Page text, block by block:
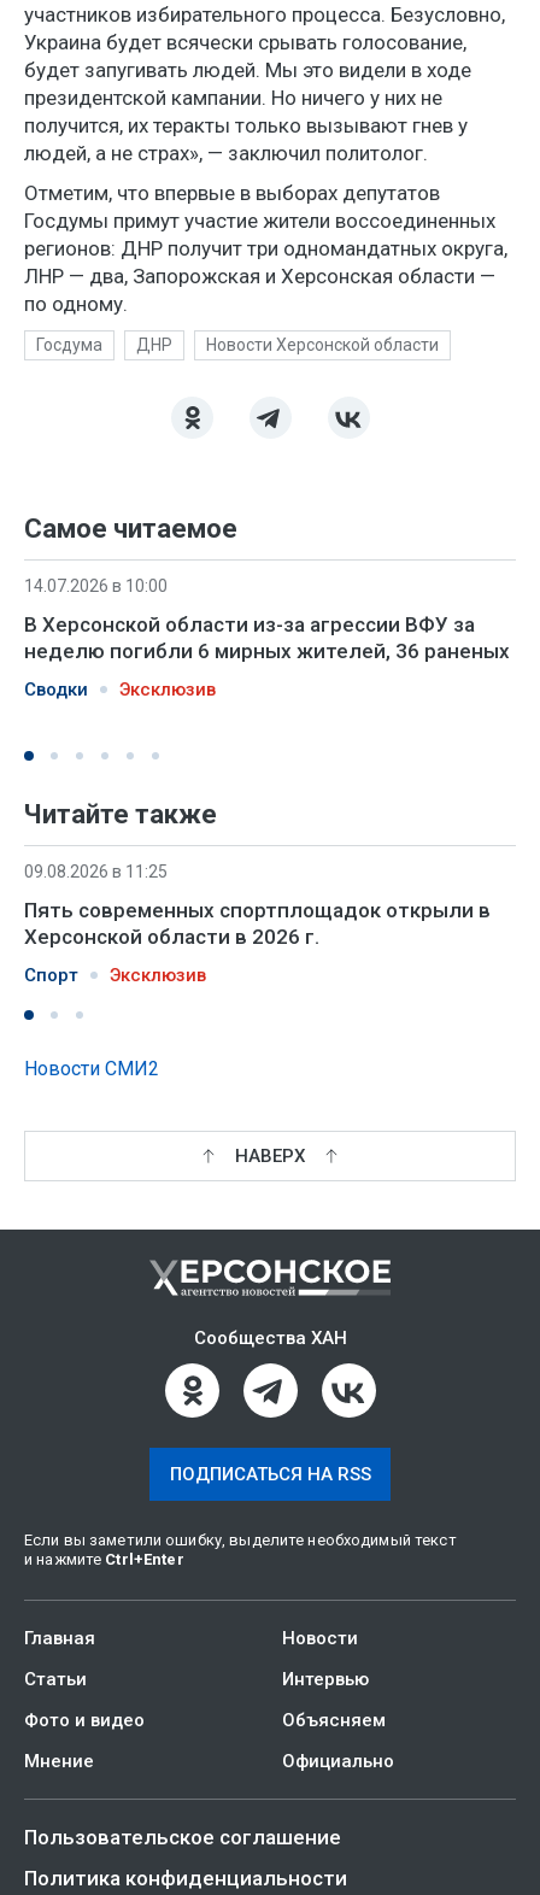
участников избирательного процесса. Безусловно,
Украина будет всячески срывать голосование,
будет запугивать людей. Мы это видели в ходе
президентской кампании. Но ничего у них не
получится, их теракты только вызывают гнев у
людей, а не страх», — заключил политолог.
Отметим, что впервые в выборах депутатов
Госдумы примут участие жители воссоединенных
регионов: ДНР получит три одномандатных округа,
ЛНР — два, Запорожская и Херсонская области —
по одному.
Госдума ДНР Новости Херсонской области
Самое читаемое
14.07.2026 в 10:00
В Херсонской области из-за агрессии ВФУ за
неделю погибли 6 мирных жителей, 36 раненых
Сводки Эксклюзив
Читайте также
09.08.2026 в 11:25
Пять современных спортплощадок открыли в
Херсонской области в 2026 г.
Спорт Эксклюзив
Новости СМИ2
НАВЕРХ
Сообщества ХАН
ПОДПИСАТЬСЯ НА RSS
Если вы заметили ошибку, выделите необходимый текст
и нажмите Ctrl +Enter
Главная
Новости
Статьи
Интервью
Фото и видео
Объясняем
Мнение
Официально
Пользовательское соглашение
Политика конфиденциальности